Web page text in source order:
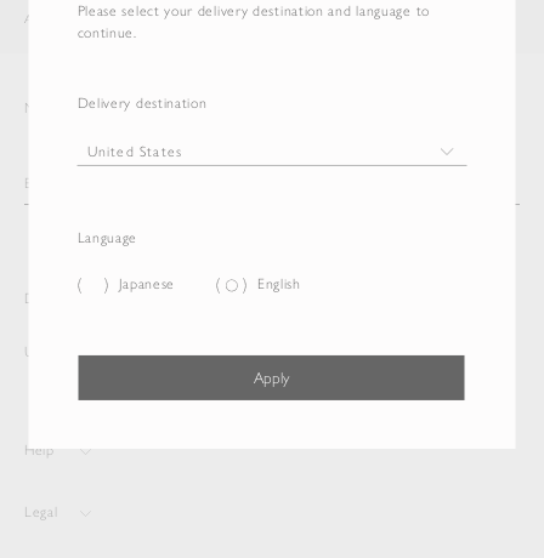
Please select your delivery destination and language to
continue.
Delivery destination
Language
Japanese English
Apply
AURALEE ITEM
Newsletter
Delivery destination and Language
United States English
Help
Legal